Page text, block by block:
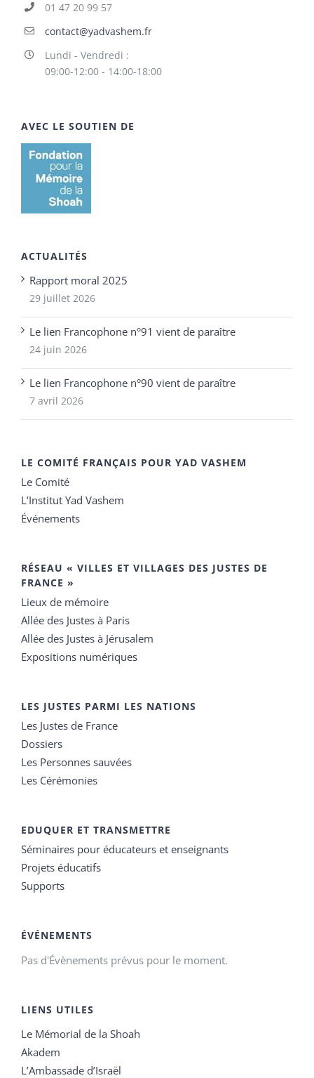
01 47 20 99 57
contact@yadvashem.fr
Lundi - Vendredi :
09:00-12:00 - 14:00-18:00
AVEC LE SOUTIEN DE
ACTUALITÉS
Rapport moral 2025
29 juillet 2026
Le lien Francophone n°91 vient de paraître
24 juin 2026
Le lien Francophone n°90 vient de paraître
7 avril 2026
LE COMITÉ FRANÇAIS POUR YAD VASHEM
Le Comité
L’Institut Yad Vashem
Événements
RÉSEAU « VILLES ET VILLAGES DES JUSTES DE
FRANCE »
Lieux de mémoire
Allée des Justes à Paris
Allée des Justes à Jérusalem
Expositions numériques
LES JUSTES PARMI LES NATIONS
Les Justes de France
Dossiers
Les Personnes sauvées
Les Cérémonies
EDUQUER ET TRANSMETTRE
Séminaires pour éducateurs et enseignants
Projets éducatifs
Supports
ÉVÉNEMENTS
Pas d'Évènements prévus pour le moment.
LIENS UTILES
Le Mémorial de la Shoah
Akadem
L’Ambassade d’Israël